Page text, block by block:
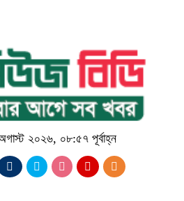
২০২৬, ০৮:৫৭ পূর্বাহ্ন